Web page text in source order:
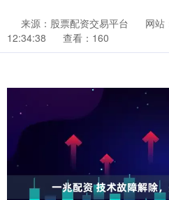
来源：股票配资交易平台 网站
12:34:38
查看：160